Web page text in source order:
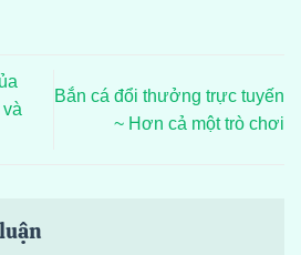
Bắn cá đổi thưởng trực tuyến
~ Hơn cả một trò chơi